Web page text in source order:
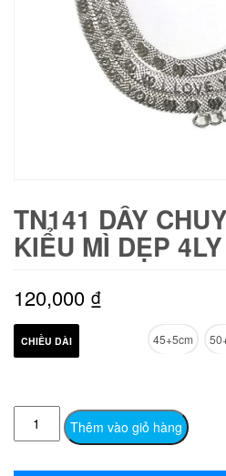
TN141 DÂY
KIỂU MÌ DẸP
120,000 ₫
CHIỀU DÀI 45+5cm
TN141
Dây
Thêm vào giỏ hàng